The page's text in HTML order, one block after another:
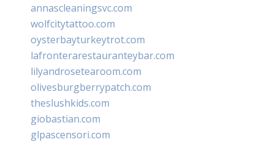
annascleaningsvc.com
wolfcitytattoo.com
oysterbayturkeytrot.com
lafronterarestauranteybar.com
lilyandrosetearoom.com
olivesburgberrypatch.com
theslushkids.com
giobastian.com
glpascensori.com